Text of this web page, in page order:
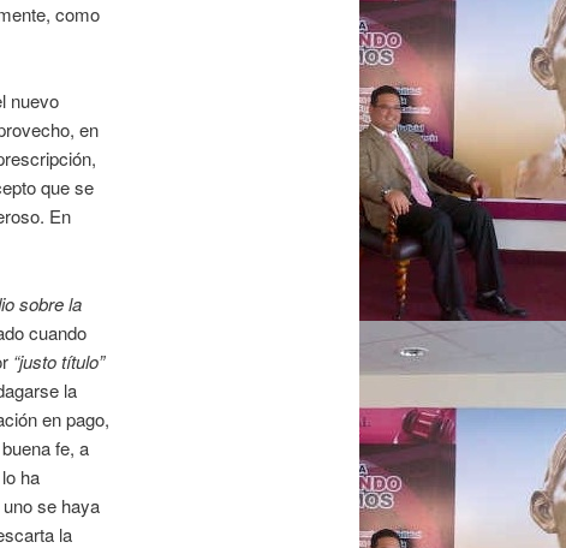
como
nuevo
en
que se
En
sobre la
cuando
“justo título”
la
en pago,
fe, a
ha
se haya
la